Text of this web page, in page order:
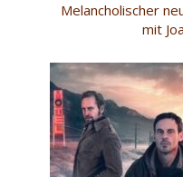
Melancholischer
mit